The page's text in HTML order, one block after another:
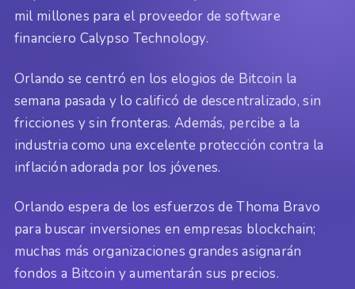
mil millones para el proveedor de software
financiero Calypso Technology.
Orlando se centró en los elogios de Bitcoin la
semana pasada y lo calificó de descentralizado, sin
fricciones y sin fronteras. Además, percibe a la
industria como una excelente protección contra la
inflación adorada por los jóvenes.
Orlando espera de los esfuerzos de Thoma Bravo
para buscar inversiones en empresas blockchain;
muchas más organizaciones grandes asignarán
fondos a Bitcoin y aumentarán sus precios.